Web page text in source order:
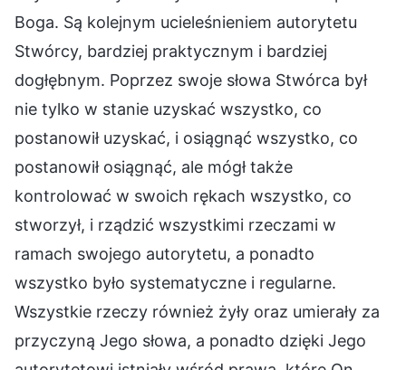
Boga. Są kolejnym ucieleśnieniem autorytetu
Stwórcy, bardziej praktycznym i bardziej
dogłębnym. Poprzez swoje słowa Stwórca był
nie tylko w stanie uzyskać wszystko, co
postanowił uzyskać, i osiągnąć wszystko, co
postanowił osiągnąć, ale mógł także
kontrolować w swoich rękach wszystko, co
stworzył, i rządzić wszystkimi rzeczami w
ramach swojego autorytetu, a ponadto
wszystko było systematyczne i regularne.
Wszystkie rzeczy również żyły oraz umierały za
przyczyną Jego słowa, a ponadto dzięki Jego